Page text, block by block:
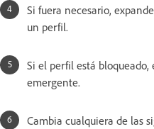
Si fuera necesario,
un perfil.
Si el perfil está bloqueado,
emergente.
Cambia cualquiera de las